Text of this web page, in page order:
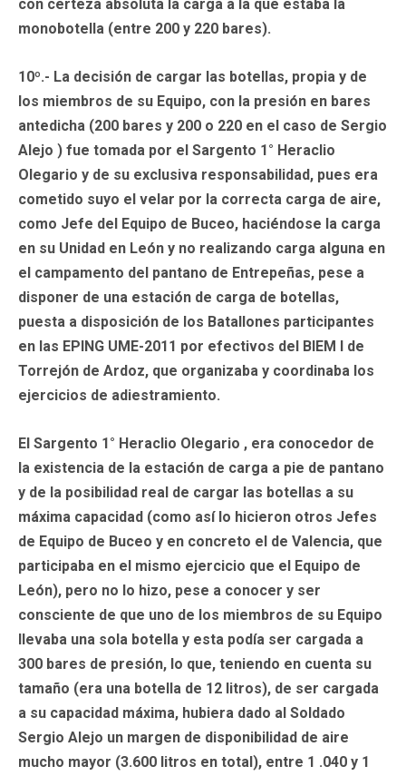
con certeza absoluta la carga a la que estaba la
monobotella (entre 200 y 220 bares).
10º.- La decisión de cargar las botellas, propia y de
los miembros de su Equipo, con la presión en bares
antedicha (200 bares y 200 o 220 en el caso de Sergio
Alejo ) fue tomada por el Sargento 1° Heraclio
Olegario y de su exclusiva responsabilidad, pues era
cometido suyo el velar por la correcta carga de aire,
como Jefe del Equipo de Buceo, haciéndose la carga
en su Unidad en León y no realizando carga alguna en
el campamento del pantano de Entrepeñas, pese a
disponer de una estación de carga de botellas,
puesta a disposición de los Batallones participantes
en las EPING UME-2011 por efectivos del BIEM I de
Torrejón de Ardoz, que organizaba y coordinaba los
ejercicios de adiestramiento.
El Sargento 1° Heraclio Olegario , era conocedor de
la existencia de la estación de carga a pie de pantano
y de la posibilidad real de cargar las botellas a su
máxima capacidad (como así lo hicieron otros Jefes
de Equipo de Buceo y en concreto el de Valencia, que
participaba en el mismo ejercicio que el Equipo de
León), pero no lo hizo, pese a conocer y ser
consciente de que uno de los miembros de su Equipo
llevaba una sola botella y esta podía ser cargada a
300 bares de presión, lo que, teniendo en cuenta su
tamaño (era una botella de 12 litros), de ser cargada
a su capacidad máxima, hubiera dado al Soldado
Sergio Alejo un margen de disponibilidad de aire
mucho mayor (3.600 litros en total), entre 1 .040 y 1